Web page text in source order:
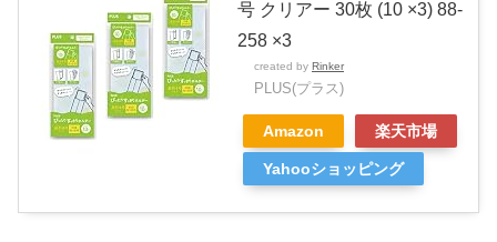
号 クリアー 30枚 (10 ×3) 88-
258 ×3
created by Rinker
PLUS(プラス)
Amazon 楽天市場
Yahooショッピング